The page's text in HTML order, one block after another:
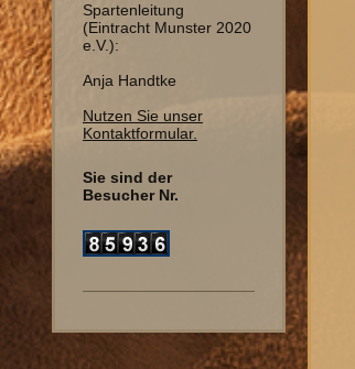
Spartenleitung
(Eintracht Munster 2020
e.V.):
Anja Handtke
Nutzen Sie unser
Kontaktformular.
Sie sind der
Besucher Nr.